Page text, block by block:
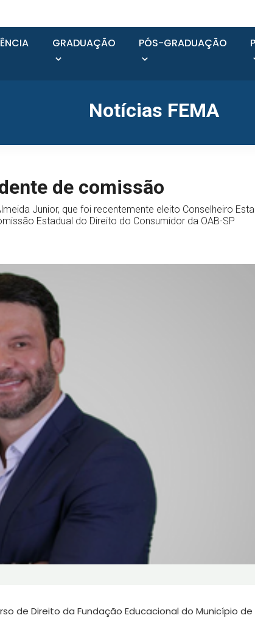
GRADUAÇÃO PÓS-GRADUAÇÃO
Notícias FEMA
de comissão
Junior, que foi recentemente eleito Conselheiro
Estadual do Direito do Consumidor da OAB-SP
de Direito da Fundação Educacional do Município de